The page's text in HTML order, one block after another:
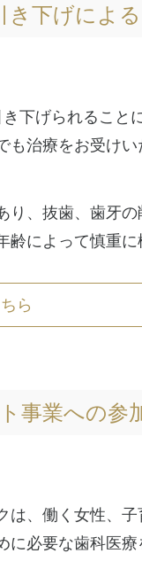
下げによ
下げられること
治療をお受け
り、抜歯、歯牙
齢によって慎重
ら
事業への参
、働く女性、
必要な歯科医療